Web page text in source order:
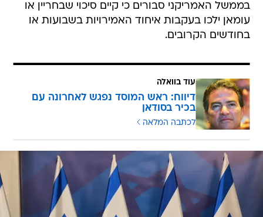
בממשל האמריקני סבורים כי קיים סיכוי שבחריין או
עומאן ילכו בעקבות איחוד האמירויות בשבועות או
בחודשים הקרובים.
עוד בוואלה
דיווח: ראש המוסד נפגש לאחרונה עם
בכיר בסודאן
לכתבה המלאה